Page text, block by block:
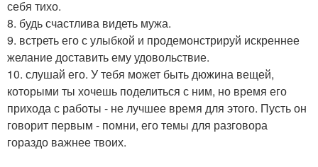
себя тихо.
8. будь счастлива видеть мужа.
9. встреть его с улыбкой и продемонстрируй искреннее
желание доставить ему удовольствие.
10. слушай его. У тебя может быть дюжина вещей,
которыми ты хочешь поделиться с ним, но время его
прихода с работы - не лучшее время для этого. Пусть он
говорит первым - помни, его темы для разговора
гораздо важнее твоих.